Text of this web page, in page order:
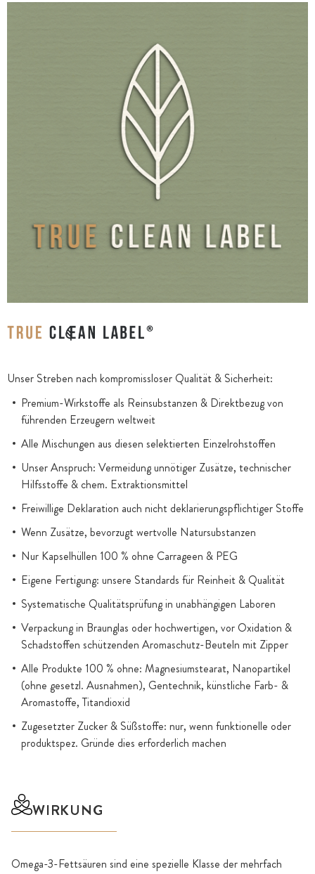
Unser Streben nach kompromissloser Qualität & Sicherheit:
Premium-Wirkstoffe als Reinsubstanzen & Direktbezug von
führenden Erzeugern weltweit
Alle Mischungen aus diesen selektierten Einzelrohstoffen
Unser Anspruch: Vermeidung unnötiger Zusätze, technischer
Hilfsstoffe & chem. Extraktionsmittel
Freiwillige Deklaration auch nicht deklarierungspflichtiger Stoffe
Wenn Zusätze, bevorzugt wertvolle Natursubstanzen
Nur Kapselhüllen 100 % ohne Carrageen & PEG
Eigene Fertigung: unsere Standards für Reinheit & Qualität
Systematische Qualitätsprüfung in unabhängigen Laboren
Verpackung in Braunglas oder hochwertigen, vor Oxidation &
Schadstoffen schützenden Aromaschutz-Beuteln mit Zipper
Alle Produkte 100 % ohne: Magnesiumstearat, Nanopartikel
(ohne gesetzl. Ausnahmen), Gentechnik, künstliche Farb- &
Aromastoffe, Titandioxid
Zugesetzter Zucker & Süßstoffe: nur, wenn funktionelle oder
produktspez. Gründe dies erforderlich machen
WIRKUNG
Omega-3-Fettsäuren sind eine spezielle Klasse der mehrfach